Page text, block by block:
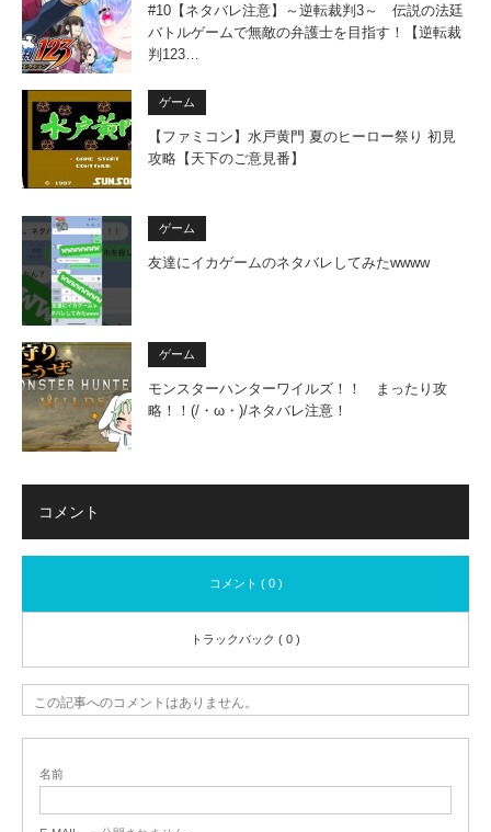
#10【ネタバレ注意】～逆転裁判3～ 伝説の法廷
バトルゲームで無敵の弁護士を目指す！【逆転裁
判123…
ゲーム
【ファミコン】水戸黄門 夏のヒーロー祭り 初見
攻略【天下のご意見番】
ゲーム
友達にイカゲームのネタバレしてみたwwww
ゲーム
モンスターハンターワイルズ！！ まったり攻
略！！(/・ω・)/ネタバレ注意！
コメント
コメント ( 0 )
トラックバック ( 0 )
この記事へのコメントはありません。
名前